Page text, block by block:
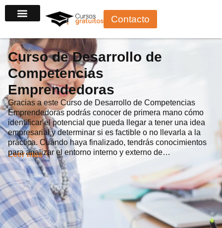
al
Contacto
Curso de Desarrollo de
Competencias
Emprendedoras
Gracias a este Curso de Desarrollo de Competencias
Emprendedoras podrás conocer de primera mano cómo
identificar el potencial que pueda llegar a tener una idea
empresarial y determinar si es factible o no llevarla a la
práctica. Cuando haya finalizado, tendrás conocimientos
para analizar el entorno interno y externo de…
Leer más